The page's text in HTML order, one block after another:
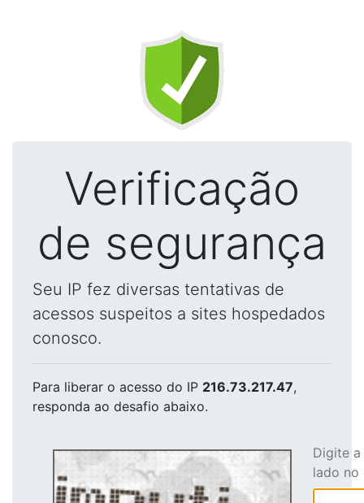
Verificação
de segurança
Seu IP fez diversas tentativas de
acessos suspeitos a sites hospedados
conosco.
Para liberar o acesso do IP 216.73.217.47,
responda ao desafio abaixo.
Digite
lado no